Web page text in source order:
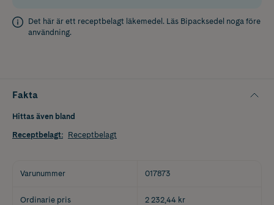
Det här är ett receptbelagt läkemedel. Läs Bipacksedel noga före
användning.
Fakta
Hittas även bland
Receptbelagt: Receptbelagt
Varunummer 017873
Ordinarie pris 2 232,44 kr